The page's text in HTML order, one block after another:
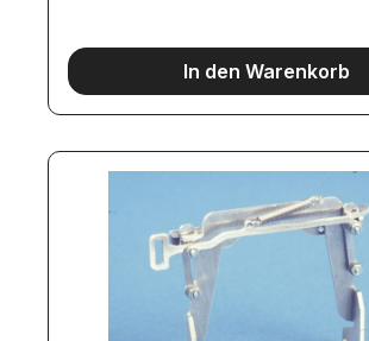
In den Warenkorb